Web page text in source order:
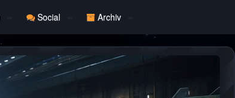
Social Archiv